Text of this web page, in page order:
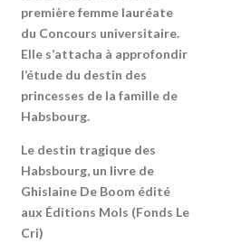
première femme lauréate
du Concours universitaire.
Elle s’attacha à approfondir
l’étude du destin des
princesses de la famille de
Habsbourg.
Le destin tragique des
Habsbourg, un livre de
Ghislaine De Boom édité
aux Éditions Mols (Fonds Le
Cri)